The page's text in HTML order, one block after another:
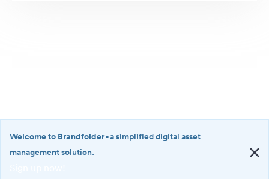
Welcome to Brandfolder- a simplified digital asset
management solution.